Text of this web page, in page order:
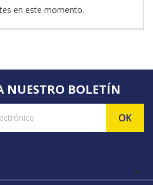
en este momento.
NUESTRO BOLETÍN
